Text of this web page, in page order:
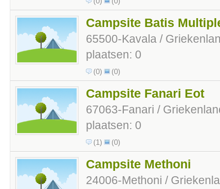
Campsite Batis
65500-Kavala /
plaatsen: 0
(0) (0)
Campsite Fanari Eot
67063-Fanari /
plaatsen: 0
(1) (0)
Campsite Methoni
24006-Methoni /